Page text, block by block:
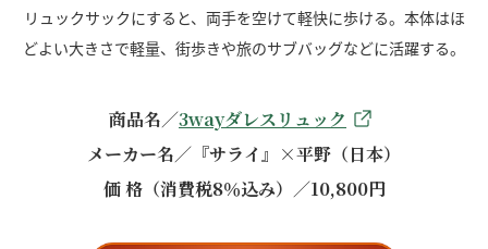
リュックサックにすると、両手を空けて軽快に歩ける。本体はほ
どよい大きさで軽量、街歩きや旅のサブバッグなどに活躍する。
商品名／3wayダレスリュック
メーカー名／『サライ』×平野（日本）
価 格（消費税8％込み）／10,800円